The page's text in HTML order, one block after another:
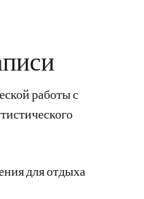
работы с
для отдыха